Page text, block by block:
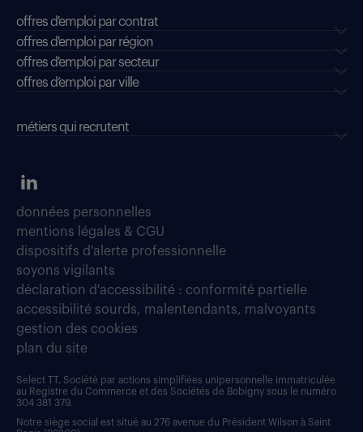
offres d'emploi par contrat
offres d'emploi par région
offres d'emploi par secteur
offres d’emploi par ville
métiers qui recrutent
données personnelles
mentions légales & CGU
dispositifs d'alerte professionnelle
soyons vigilants
déclaration d'accessibilité : conformité partielle
accessibilité sourds, malentendants, malvoyants
gestion des cookies
plan du site
Select TT, Société par actions simplifiées unipersonnelle immatriculée
au Registre du Commerce et des Sociétés de Bobigny sous le numéro
304 381 379.
Notre siège social est situé au 276 avenue du Président Wilson à Saint